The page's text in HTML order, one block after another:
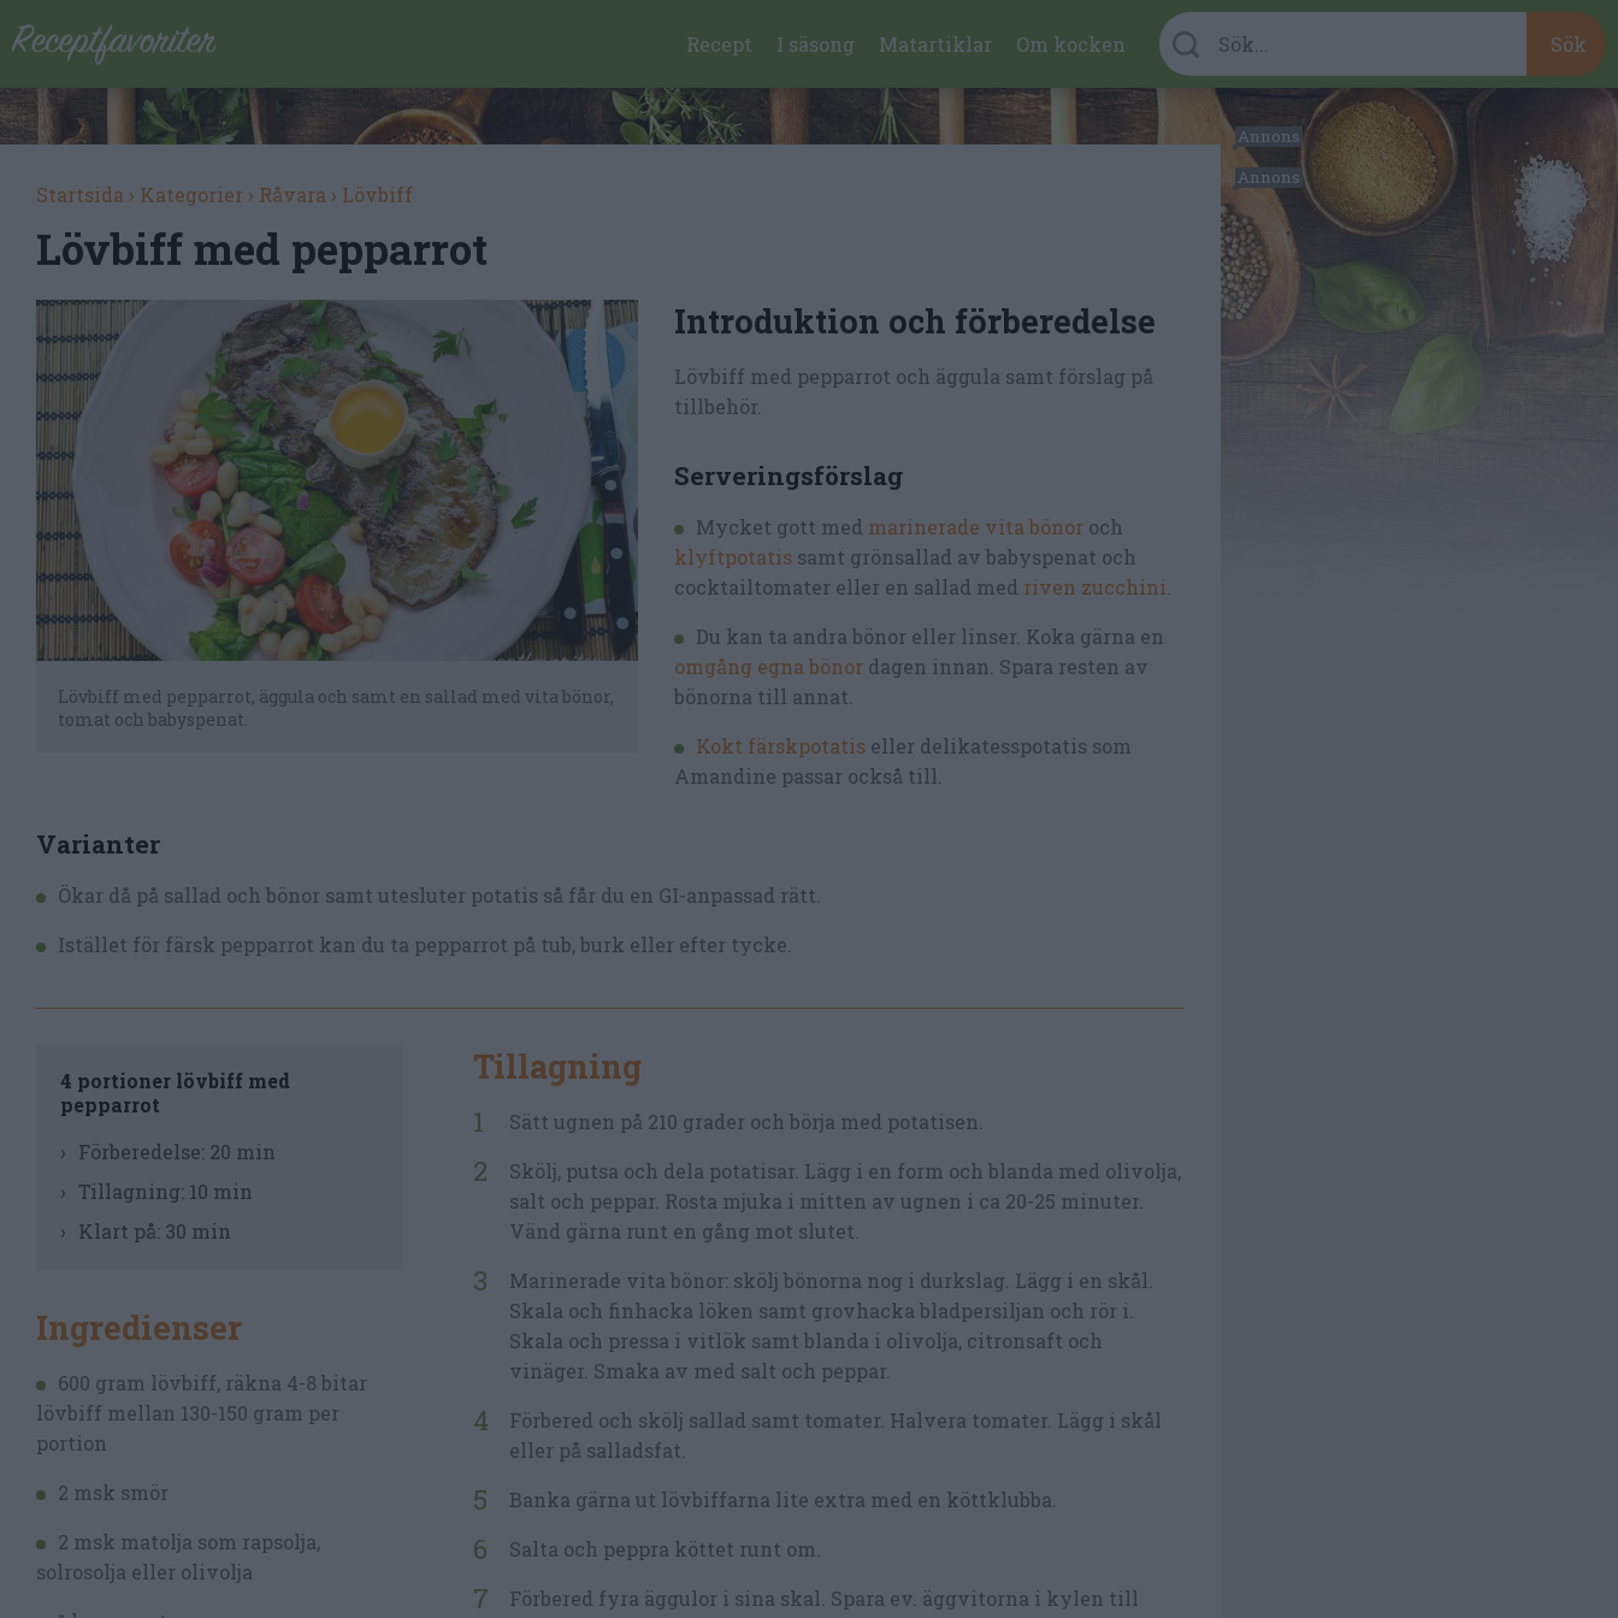
Recept I säsong Matartiklar Om kocken
Startsida › Kategorier › Råvara › Lövbiff
Lövbiff med pepparrot
Lövbiff med pepparrot, äggula och samt en sallad med vita bönor,
tomat och babyspenat.
Introduktion och förberedelse
Lövbiff med pepparrot och äggula samt förslag på
tillbehör.
Serveringsförslag
Mycket gott med marinerade vita bönor och
klyftpotatis samt grönsallad av babyspenat och
cocktailtomater eller en sallad med riven zucchini
Du kan ta andra bönor eller linser. Koka gärna en
omgång egna bönor dagen innan. Spara resten av
bönorna till annat.
Kokt färskpotatis eller delikatesspotatis som
Amandine passar också till.
Varianter
Ökar då på sallad och bönor samt utesluter potatis så får du en GI-anpassad rätt.
Istället för färsk pepparrot kan du ta pepparrot på tub, burk eller efter tycke.
4 portioner lövbiff med
pepparrot
Förberedelse: 20 min
Tillagning: 10 min
Klart på: 30 min
Ingredienser
600 gram lövbiff, räkna 4-8 bitar
lövbiff mellan 130-150 gram per
portion
2 msk smör
2 msk matolja som rapsolja,
solrosolja eller olivolja
Tillagning
Sätt ugnen på 210 grader och börja med potatisen.
Skölj, putsa och dela potatisar. Lägg i en form och blanda med olivolja,
salt och peppar. Rosta mjuka i mitten av ugnen i ca 20-25 minuter.
Vänd gärna runt en gång mot slutet.
Marinerade vita bönor: skölj bönorna nog i durkslag. Lägg i en skål.
Skala och finhacka löken samt grovhacka bladpersiljan och rör i.
Skala och pressa i vitlök samt blanda i olivolja, citronsaft och
vinäger. Smaka av med salt och peppar.
Förbered och skölj sallad samt tomater. Halvera tomater. Lägg i skål
eller på salladsfat.
Banka gärna ut lövbiffarna lite extra med en köttklubba.
Salta och peppra köttet runt om.
Förbered fyra äggulor i sina skal. Spara ev. äggvitorna i kylen till